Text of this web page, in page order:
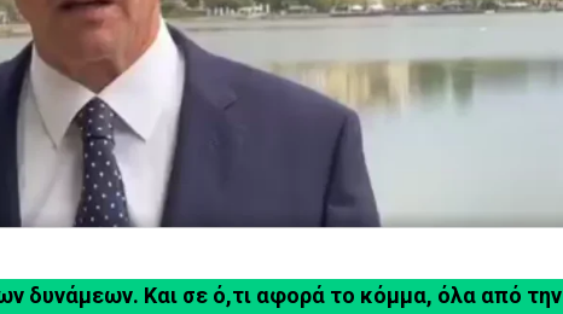
δυνάμεων. Και σε ό,τι αφορά το κόμμα, όλα από την